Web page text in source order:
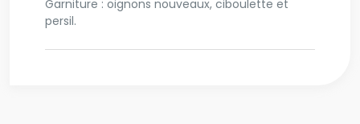
Garniture : oignons nouveaux, ciboulette et
persil.